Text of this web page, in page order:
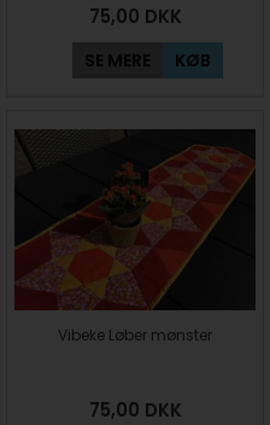
75,00 DKK
SE MERE KØB
Vibeke Løber mønster
75,00 DKK